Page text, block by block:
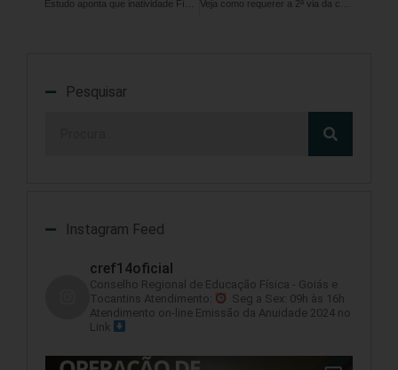
Pesquisar
Instagram Feed
cref14oficial
Conselho Regional de Educação Física - Goiás e
Tocantins Atendimento:
Seg a Sex: 09h às 16h
Atendimento on-line Emissão da Anuidade 2024 no
Link